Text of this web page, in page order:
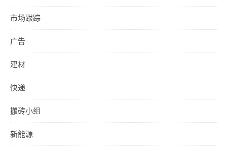
市场跟踪
广告
建材
快递
搬砖小组
新能源